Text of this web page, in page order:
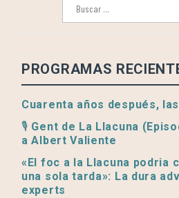
PROGRAMAS
Cuarenta años después,
🎙️ Gent de La Llacuna
a Albert Valiente
«El foc a la Llacuna podria
una sola tarda»: La dura
experts